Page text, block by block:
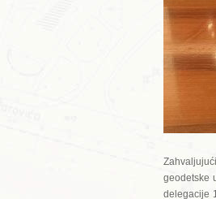
geodetske
delegacije